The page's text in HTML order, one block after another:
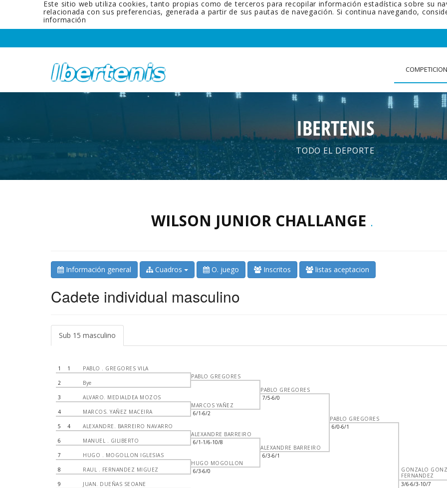
Este sitio web utiliza cookies, tanto propias como de terceros para recopilar información estadística sobre su
relacionada con sus preferencias, generada a partir de sus pautas de navegación. Si continua navegando,
información
IBERTENIS
TODO EL DEPORTE
WILSON JUNIOR CHALLANGE .
Información general Cuadros O. juego Inscritos listas aceptacion
Cadete individual masculino
Sub 15 masculino
1 1 PABLO . GREGORES VILA
2 Bye
3 ALVARO. MEDIALDEA MOZOS
4 MARCOS. YAÑEZ MACEIRA
5 4 ALEXANDRE. BARREIRO NAVARRO
6 MANUEL . GILIBERTO
7 HUGO . MOGOLLON IGLESIAS
8 RAUL . FERNANDEZ MIGUEZ
9 JUAN. DUEÑAS SEOANE
PABLO GREGORES
MARCOS YAÑEZ
6/1-6/2
ALEXANDRE BARREIRO
6/1-1/6-10/8
HUGO MOGOLLON
6/3-6/0
PABLO GREGORES
7/5-6/0
ALEXANDRE BARREIRO
6/3-6/1
PABLO GREGORES
6/0-6/1
GONZALO
FERNANDEZ
3/6-6/3-10/7